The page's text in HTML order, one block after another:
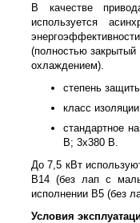
В качестве
используется
(полностью закрытый
охлаждением).
степень
класс
стандартное
В; 3x380 В.
До 7,5 кВт
B14 (без лап с
исполнении B5 (без
Условия